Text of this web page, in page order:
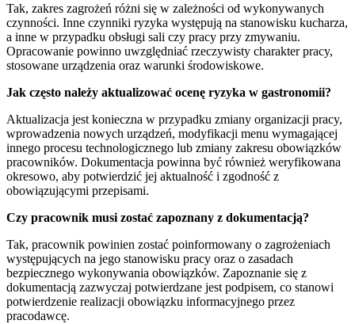
Tak, zakres zagrożeń różni się w zależności od wykonywanych
czynności. Inne czynniki ryzyka występują na stanowisku kucharza,
a inne w przypadku obsługi sali czy pracy przy zmywaniu.
Opracowanie powinno uwzględniać rzeczywisty charakter pracy,
stosowane urządzenia oraz warunki środowiskowe.
Jak często należy aktualizować ocenę ryzyka w gastronomii?
Aktualizacja jest konieczna w przypadku zmiany organizacji pracy,
wprowadzenia nowych urządzeń, modyfikacji menu wymagającej
innego procesu technologicznego lub zmiany zakresu obowiązków
pracowników. Dokumentacja powinna być również weryfikowana
okresowo, aby potwierdzić jej aktualność i zgodność z
obowiązującymi przepisami.
Czy pracownik musi zostać zapoznany z dokumentacją?
Tak, pracownik powinien zostać poinformowany o zagrożeniach
występujących na jego stanowisku pracy oraz o zasadach
bezpiecznego wykonywania obowiązków. Zapoznanie się z
dokumentacją zazwyczaj potwierdzane jest podpisem, co stanowi
potwierdzenie realizacji obowiązku informacyjnego przez
pracodawcę.